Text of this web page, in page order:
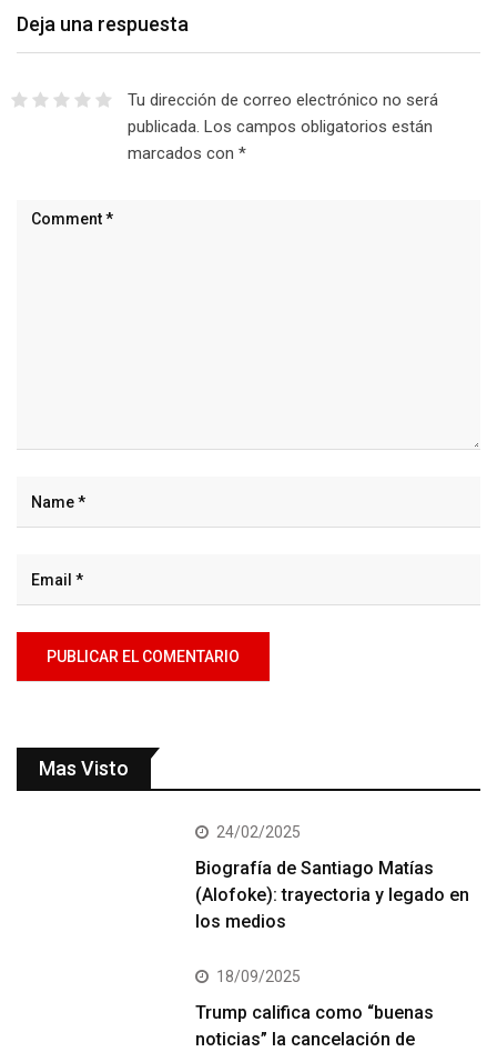
Deja una respuesta
Tu dirección de correo electrónico no será
publicada. Los campos obligatorios están
marcados con *
Mas Visto
24/02/2025
Biografía de Santiago Matías
(Alofoke): trayectoria y legado en
los medios
18/09/2025
Trump califica como “buenas
noticias” la cancelación de